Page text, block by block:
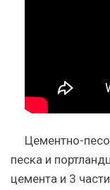
Цементно-
песка и
цемента и 3